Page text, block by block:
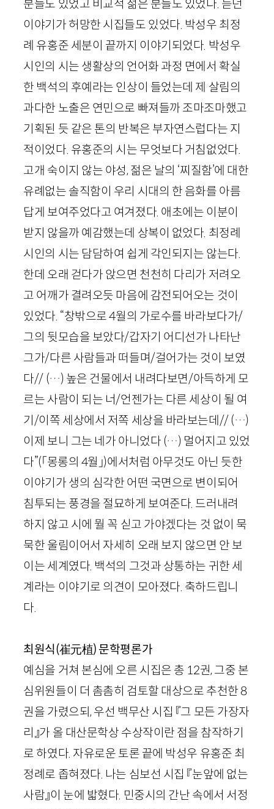
분들도 있었고 비교적 젊은 분들도 있었다. 듣던
이야기가 허망한 시집들도 있었다. 박성우 최정
례 유홍준 세분이 끝까지 이야기되었다. 박성우
시인의 시는 생활상의 언어화 과정 면에서 확실
한 백석의 후예라는 인상이 들었는데 제 살림의
과다한 노출은 연민으로 빠져들까 조마조마했고
기획된 듯 같은 톤의 반복은 부자연스럽다는 지
적이었다. 유홍준의 시는 무엇보다 거침없었다.
고개 숙이지 않는 야성, 젊은 날의 ‘찌질함’에 대한
유례없는 솔직함이 우리 시대의 한 음화를 아름
답게 보여주었다고 여겨졌다. 애초에는 이분이
받지 않을까 예감했는데 상복이 없었다. 최정례
시인의 시는 담담하여 쉽게 각인되지는 않는다.
한데 오래 걷다가 앉으면 천천히 다리가 저려오
고 어깨가 결려오듯 마음에 감전되어오는 것이
있었다. “창밖으로4월의 가로수를 바라보다가/
그의 뒷모습을 보았다/갑자기 어디선가 나타난
그가/다른 사람들과 떠들며/걸어가는 것이 보였
다// (…) 높은 건물에서 내려다보면/아득하게 모
르는 사람이 되는 너/언젠가는 다른 세상이 될 여
기/이쪽 세상에서 저쪽 세상을 바라보는데// (…)
이제 보니 그는 네가 아니었다 (…) 멀어지고 있었
다”(「몽롱의 4월」)에서처럼 아무것도 아닌 듯한
이야기가 생의 심각한 어떤 국면으로 변이되어
침투되는 풍경을 절묘하게 보여준다. 드러내려
하지 않고 시에 뭘 꼭 싣고 가야겠다는 것 없이 묵
묵한 울림이어서 자세히 오래 보지 않으면 안 보
이는 세계였다. 백석의 그것과 상통하는 귀한 세
계라는 이야기로 의견이 모아졌다. 축하드립니
다.
최원식(崔元植) 문학평론가
예심을 거쳐 본심에 오른 시집은 총 12권, 그중 본
심위원들이 더 촘촘히 검토할 대상으로 추천한 8
권을 가렸으되, 우선 백무산 시집 『그 모든 가장자
리』가 올 대산문학상 수상작이란 점을 참작하기
로 하였다. 자유로운 토론 끝에 박성우 유홍준 최
정례로 좁혀졌다. 나는 심보선 시집 『눈앞에 없는
사람』이 눈에 밟혔다. 민중시의 간난 속에서 서정